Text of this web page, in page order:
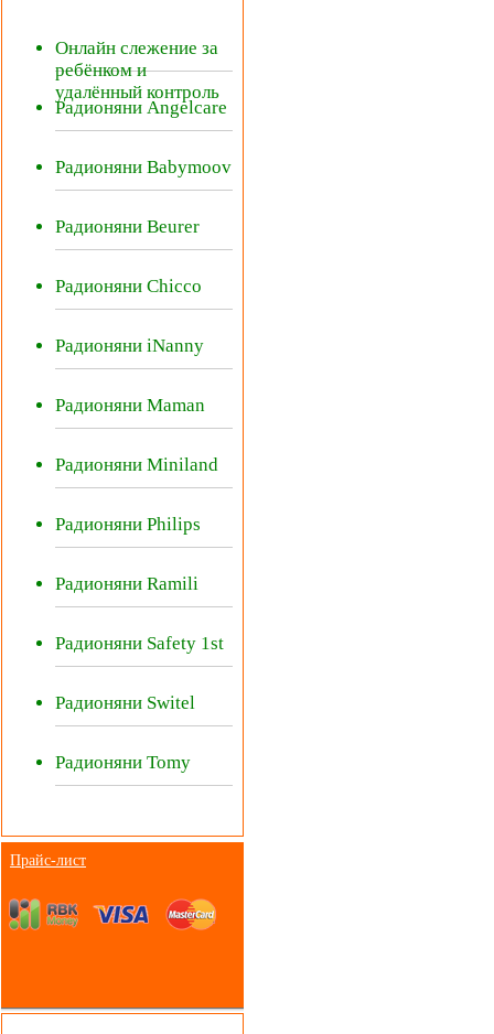
Онлайн слежение за
ребёнком и
удалённый контроль
Радионяни Angelcare
Радионяни Babymoov
Радионяни Beurer
Радионяни Chicco
Радионяни iNanny
Радионяни Maman
Радионяни Miniland
Радионяни Philips
Радионяни Ramili
Радионяни Safety 1st
Радионяни Switel
Радионяни Tomy
Прайс-лист